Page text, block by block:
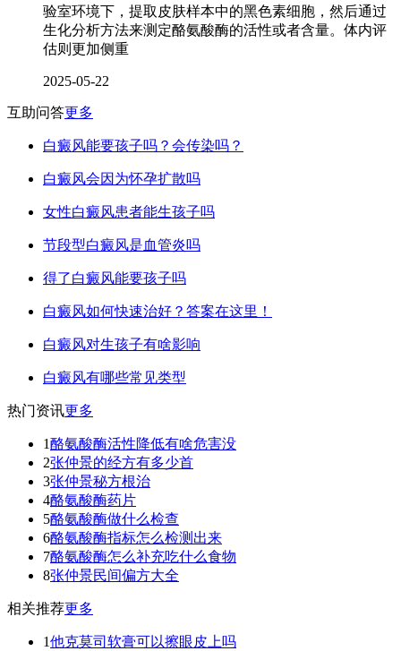
验室环境下，提取皮肤样本中的黑色素细胞，然后通过
生化分析方法来测定酪氨酸酶的活性或者含量。体内评
估则更加侧重
2025-05-22
互助问答更多
白癜风能要孩子吗？会传染吗？
白癜风会因为怀孕扩散吗
女性白癜风患者能生孩子吗
节段型白癜风是血管炎吗
得了白癜风能要孩子吗
白癜风如何快速治好？答案在这里！
白癜风对生孩子有啥影响
白癜风有哪些常见类型
热门资讯更多
1酪氨酸酶活性降低有啥危害没
2张仲景的经方有多少首
3张仲景秘方根治
4酪氨酸酶药片
5酪氨酸酶做什么检查
6酪氨酸酶指标怎么检测出来
7酪氨酸酶怎么补充吃什么食物
8张仲景民间偏方大全
相关推荐更多
1他克莫司软膏可以擦眼皮上吗